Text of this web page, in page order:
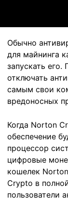
Обычно
для майнинга
запускать
отключать
самым свои
вредоносных
Когда Norton
обеспечение
процессор
цифровые
кошелек
Crypto в
пользователи